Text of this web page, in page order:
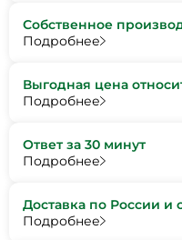
Собственное
Подробнее
Выгодная цена
Подробнее
Ответ за 30 минут
Подробнее
Доставка по России и
Подробнее